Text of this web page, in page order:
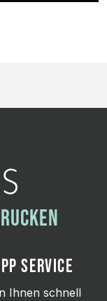
SERVICE
Ihnen schnell